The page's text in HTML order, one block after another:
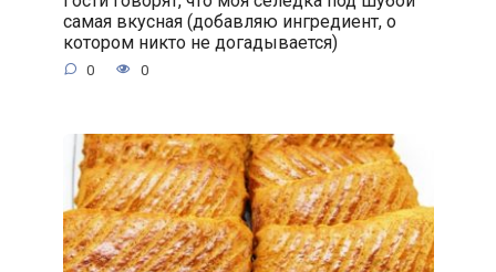
самая вкусная (добавляю ингредиент, о
котором никто не догадывается)
0 0